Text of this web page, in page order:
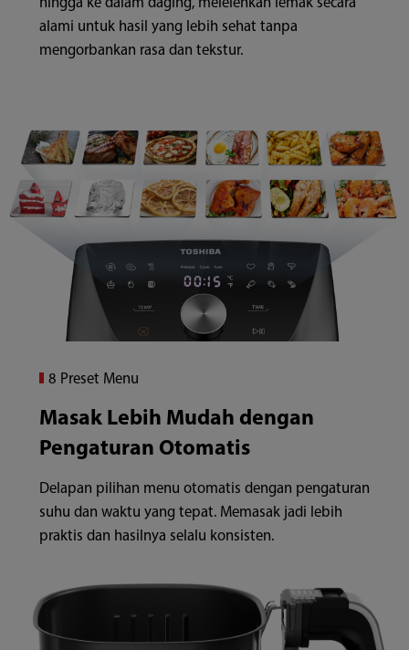
hingga ke dalam daging, melelehkan lemak secara
alami untuk hasil yang lebih sehat tanpa
mengorbankan rasa dan tekstur.
8 Preset Menu
Masak Lebih Mudah dengan
Pengaturan Otomatis
Delapan pilihan menu otomatis dengan pengaturan
suhu dan waktu yang tepat. Memasak jadi lebih
praktis dan hasilnya selalu konsisten.